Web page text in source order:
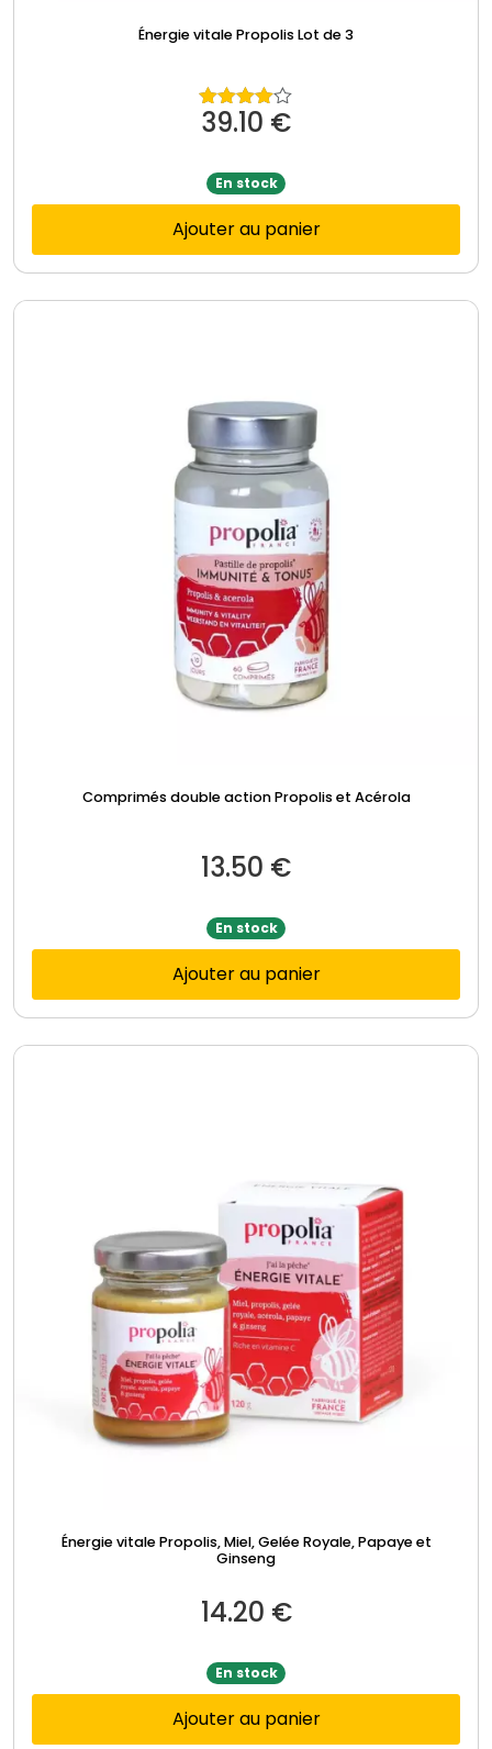
Énergie vitale Propolis Lot de 3
Note
4.00sur
39.10 €
En stock
Ajouter au panier
Comprimés double action Propolis et Acérola
13.50 €
En stock
Ajouter au panier
Énergie vitale Propolis, Miel, Gelée Royale, Papaye et
Ginseng
14.20 €
En stock
Ajouter au panier